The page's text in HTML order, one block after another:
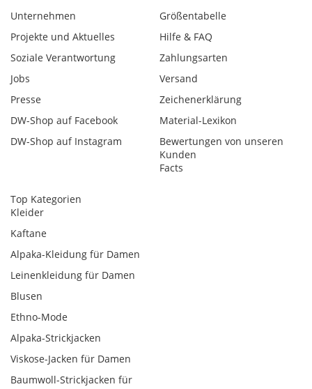
Unternehmen
Projekte und Aktuelles
Soziale Verantwortung
Jobs
Presse
DW-Shop auf Facebook
DW-Shop auf Instagram
Größentabelle
Hilfe & FAQ
Zahlungsarten
Versand
Zeichenerklärung
Material-Lexikon
Bewertungen von unseren
Kunden
Facts
Top Kategorien
Kleider
Kaftane
Alpaka-Kleidung für Damen
Leinenkleidung für Damen
Blusen
Ethno-Mode
Alpaka-Strickjacken
Viskose-Jacken für Damen
Baumwoll-Strickjacken für